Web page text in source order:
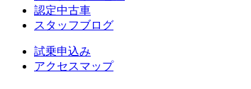
認定中古車
スタッフブログ
試乗申込み
アクセスマップ